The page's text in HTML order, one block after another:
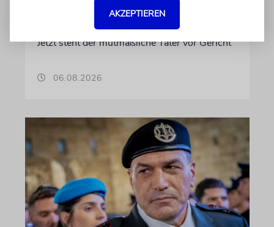
Siedlergewalt ein und war an dem Oscar-
prämierten Film »No Other Land« beteiligt.
Jetzt steht der mutmaßliche Täter vor Gericht
06.08.2026
AKZEPTIEREN